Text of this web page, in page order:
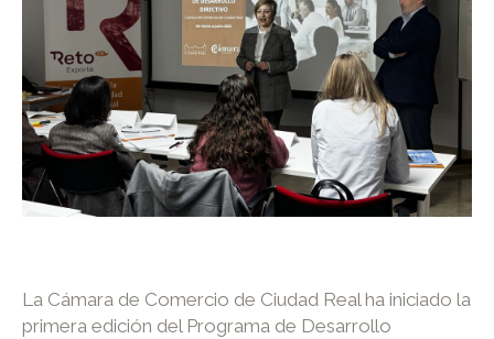
La Cámara de Comercio de Ciudad Real ha iniciado la
primera edición del Programa de Desarrollo